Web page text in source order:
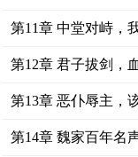
第11章 中堂对峙，
第12章 君子拔剑，
第13章 恶仆辱主，
第14章 魏家百年名